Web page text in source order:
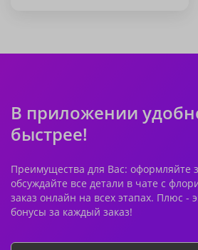
В приложении
быстрее!
Преимущества для Вас: оформляйте
обсуждайте все детали в чате с
заказ онлайн на всех этапах. Плюс -
бонусы за каждый заказ!